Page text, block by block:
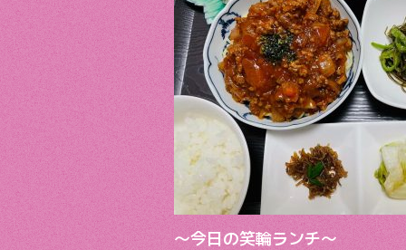
o
o
k
〜今日の笑輪ランチ〜